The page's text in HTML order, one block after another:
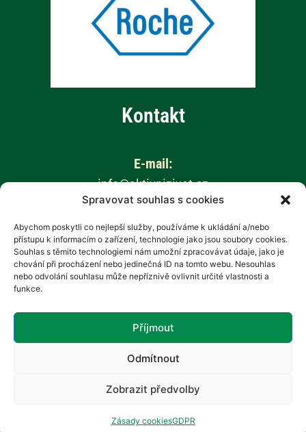
Spravovat souhlas s cookies
Abychom poskytli co nejlepší služby, používáme k ukládání a/nebo
přístupu k informacím o zařízení, technologie jako jsou soubory cookies.
Souhlas s těmito technologiemi nám umožní zpracovávat údaje, jako je
chování při procházení nebo jedinečná ID na tomto webu. Nesouhlas
nebo odvolání souhlasu může nepříznivě ovlivnit určité vlastnosti a
funkce.
Příjmout
Odmítnout
Zobrazit předvolby
Zásady cookiesGDPR
Kontakt
E-mail:
info@aktivnizivot.cz
Odborní garanti:
Prof. MUDr. Eva Kubala Havrdová, CSc.
Prim. MUDr. Marta Vachová
Revenium, z.s. – Hana Potměšilová